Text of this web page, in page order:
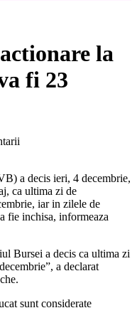
la
fi 23
a decis ieri, 4 decembrie,
ca ultima zi de
iar in zilele de
fie inchisa, informeaza
Bursei a decis ca ultima zi
a declarat
sunt considerate